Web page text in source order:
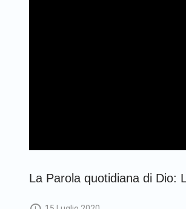
La Parola quotidiana di Dio: